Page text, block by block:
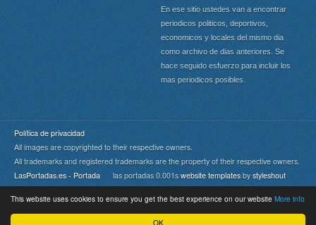
OK
This website uses cookies to ensure you get the best experience on our website More info
En ese sitio ustedes van a encontrar
periodicos politicos, deportivos,
economicos y locales del mismo dia
como archivo de dias anteriores. Se
hace seguido esfuerzo para incluir los
mas periodicos posibles.
Política de privacidad
All images are copyrighted to their respective owners.
All trademarks and registered trademarks are the property of their respective owners.
LasPortadas.es - Portada las portadas 0.001s website templates by styleshout